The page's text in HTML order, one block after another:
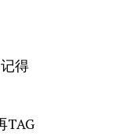
得
TAG